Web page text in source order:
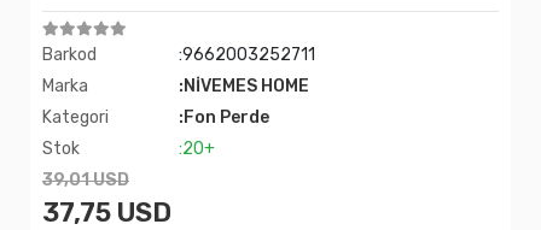
Barkod
:9662003252711
Marka
:NİVEMES HOME
Kategori
:Fon Perde
Stok
:20+
39,01 USD
37,75 USD